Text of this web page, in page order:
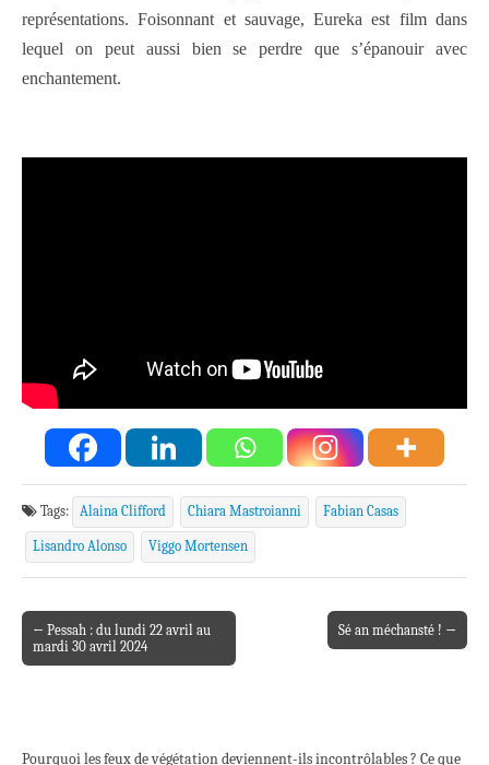
représentations. Foisonnant et sauvage, Eureka est film dans
lequel on peut aussi bien se perdre que s’épanouir avec
enchantement.
Tags: Alaina Clifford Chiara Mastroianni Fabian Casas
Lisandro Alonso Viggo Mortensen
Post navigation
← Pessah : du lundi 22 avril au
mardi 30 avril 2024
Sé an méchansté ! →
Pourquoi les feux de végétation deviennent-ils incontrôlables ? Ce que